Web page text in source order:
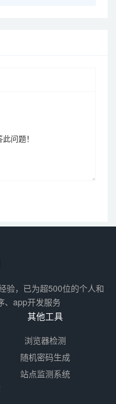
问题！
验，已为超500位的个人和
、app开发服务
其他工具
浏览器检测
随机密码生成
站点监测系统